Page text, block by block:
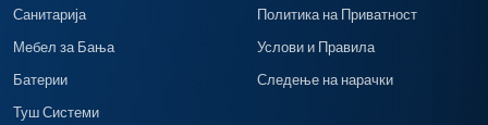
Санитарија
Мебел за Бања
Батерии
Туш Системи
Политика на Приватност
Услови и Правила
Следење на нарачки